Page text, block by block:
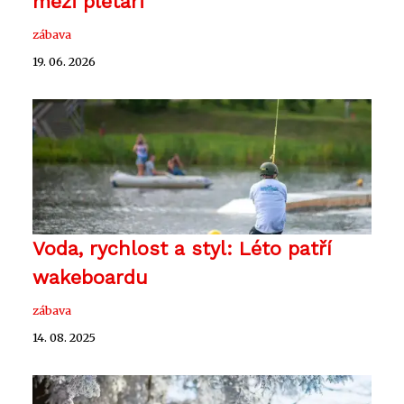
zábava
19. 06. 2026
Voda, rychlost a styl: Léto patří
wakeboardu
zábava
14. 08. 2025